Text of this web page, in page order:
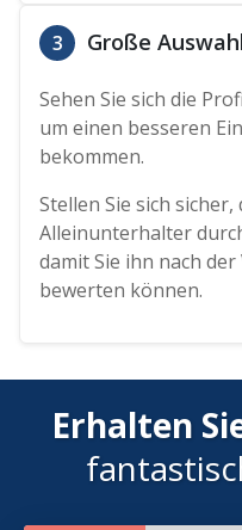
3 Große
Sehen Sie sich die
um einen besseren
bekommen.
Stellen Sie sich sicher,
Alleinunterhalter
damit Sie ihn nach
bewerten können.
Erhalten